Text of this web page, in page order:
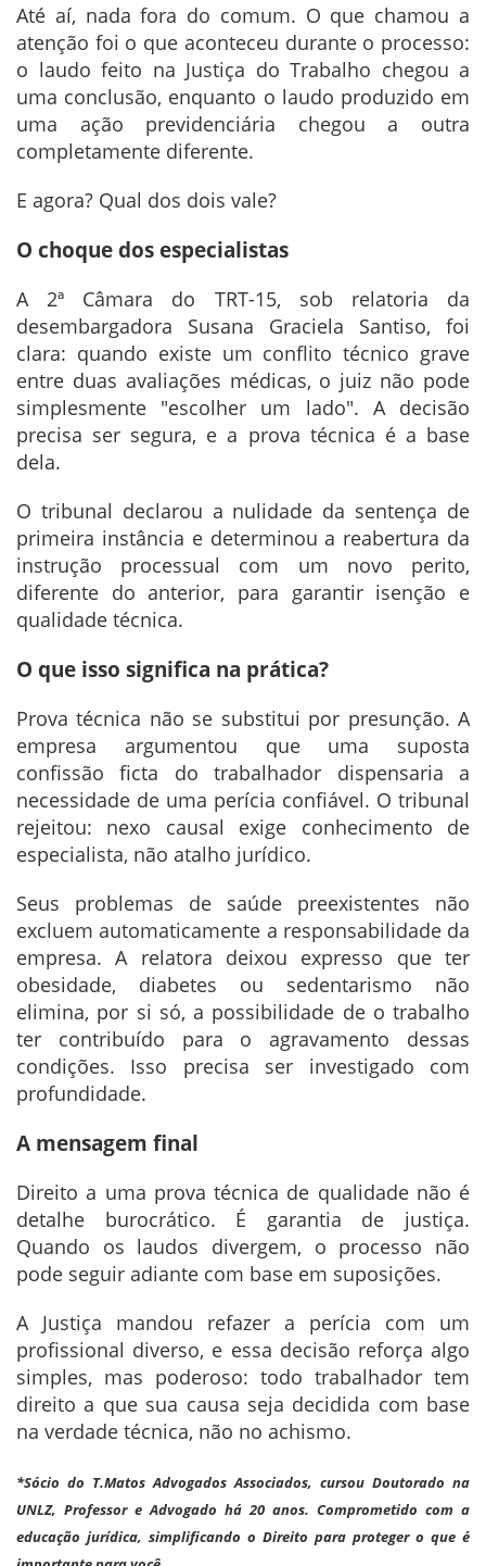
Até aí, nada fora do comum. O que chamou a
atenção foi o que aconteceu durante o processo:
o laudo feito na Justiça do Trabalho chegou a
uma conclusão, enquanto o laudo produzido em
uma ação previdenciária chegou a outra
completamente diferente.
E agora? Qual dos dois vale?
O choque dos especialistas
A 2ª Câmara do TRT-15, sob relatoria da
desembargadora Susana Graciela Santiso, foi
clara: quando existe um conflito técnico grave
entre duas avaliações médicas, o juiz não pode
simplesmente "escolher um lado". A decisão
precisa ser segura, e a prova técnica é a base
dela.
O tribunal declarou a nulidade da sentença de
primeira instância e determinou a reabertura da
instrução processual com um novo perito,
diferente do anterior, para garantir isenção e
qualidade técnica.
O que isso significa na prática?
Prova técnica não se substitui por presunção. A
empresa argumentou que uma suposta
confissão ficta do trabalhador dispensaria a
necessidade de uma perícia confiável. O tribunal
rejeitou: nexo causal exige conhecimento de
especialista, não atalho jurídico.
Seus problemas de saúde preexistentes não
excluem automaticamente a responsabilidade da
empresa. A relatora deixou expresso que ter
obesidade, diabetes ou sedentarismo não
elimina, por si só, a possibilidade de o trabalho
ter contribuído para o agravamento dessas
condições. Isso precisa ser investigado com
profundidade.
A mensagem final
Direito a uma prova técnica de qualidade não é
detalhe burocrático. É garantia de justiça.
Quando os laudos divergem, o processo não
pode seguir adiante com base em suposições.
A Justiça mandou refazer a perícia com um
profissional diverso, e essa decisão reforça algo
simples, mas poderoso: todo trabalhador tem
direito a que sua causa seja decidida com base
na verdade técnica, não no achismo.
*Sócio do T.Matos Advogados Associados, cursou Doutorado na
UNLZ, Professor e Advogado há 20 anos. Comprometido com a
educação jurídica, simplificando o Direito para proteger o que é